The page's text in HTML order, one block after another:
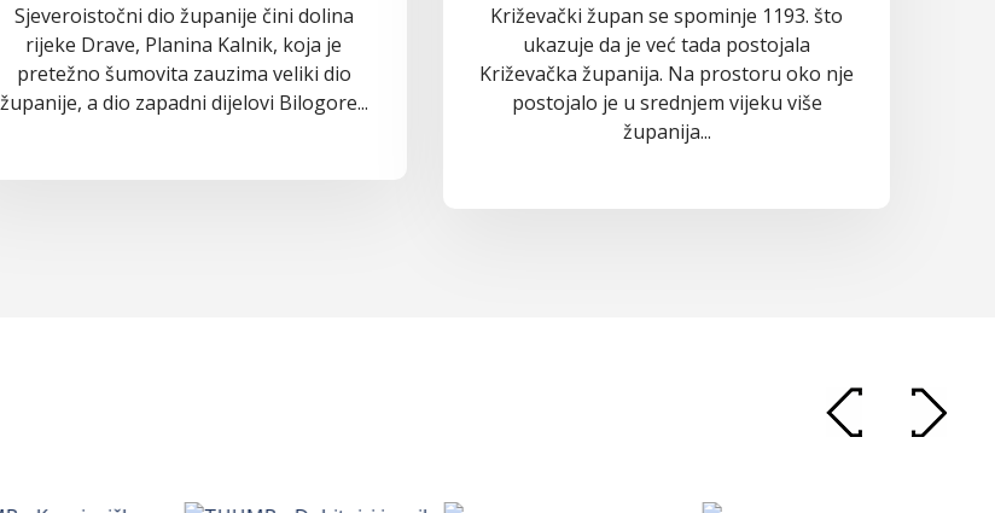
Sjeveroistočni dio županije čini dolina
rijeke Drave, Planina Kalnik, koja je
pretežno šumovita zauzima veliki dio
županije, a dio zapadni dijelovi Bilogore...
Križevački župan se spominje 1193. što
ukazuje da je već tada postojala
Križevačka županija. Na prostoru oko nje
postojalo je u srednjem vijeku više
županija...